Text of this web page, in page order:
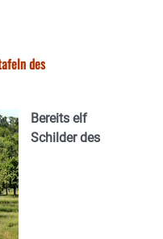
des
Bereits elf
Schilder des